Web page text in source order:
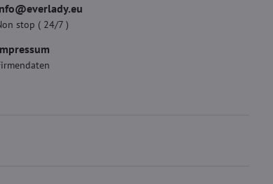
stop ( 24/7 )